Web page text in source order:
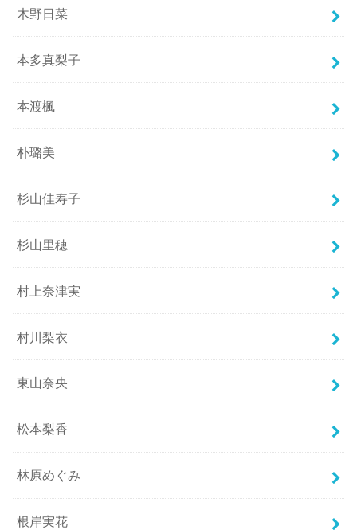
木野日菜
本多真梨子
本渡楓
朴璐美
杉山佳寿子
杉山里穂
村上奈津実
村川梨衣
東山奈央
松本梨香
林原めぐみ
根岸実花